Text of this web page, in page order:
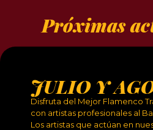
Próximas
JULIO Y
Disfruta del Mejor Flamenco
con artistas profesionales al
Los artistas que actúan en